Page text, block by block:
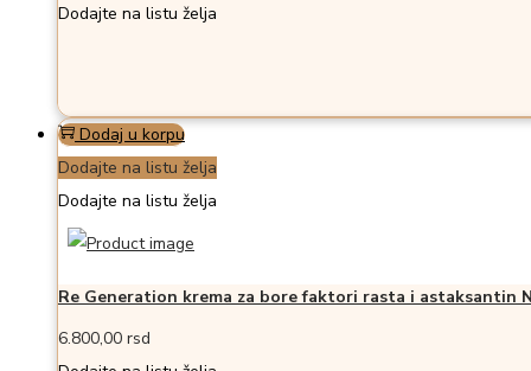
Dodajte na listu želja
Dodaj u korpu
Dodajte na listu želja
Dodajte na listu želja
Re Generation krema za bore faktori rasta i astaksantin
6.800,00 rsd